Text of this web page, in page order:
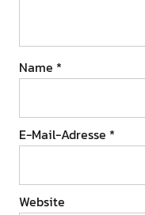
Name *
E-Mail-Adresse *
Website